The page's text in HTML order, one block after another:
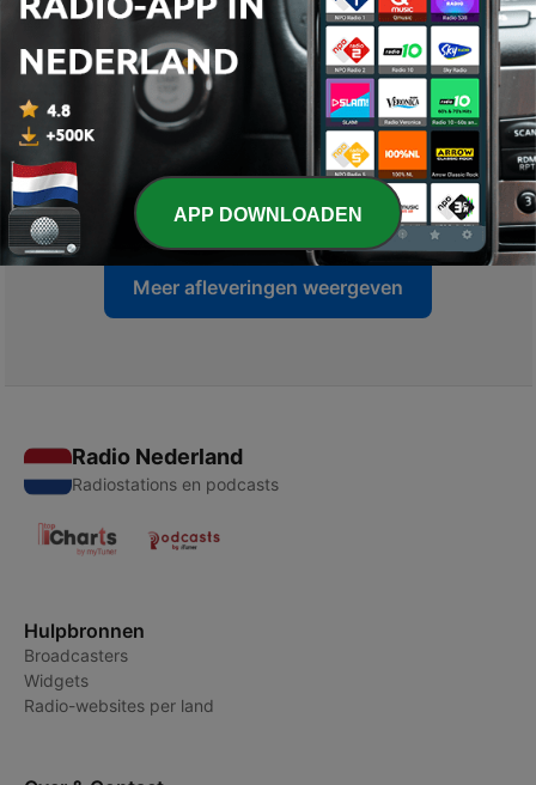
9 - Hébert Leemans 3. De symfonie
12 mei 2024
8 Hébert Leemans 2. Parijs
11 mei 2024
7 - Hébert Leemans 1. Brugge
04 mei 2024
Meer afleveringen weergeven
Radio Nederland
Radiostations en podcasts
Hulpbronnen
Broadcasters
Widgets
Radio-websites per land
APP DOWNLOADEN